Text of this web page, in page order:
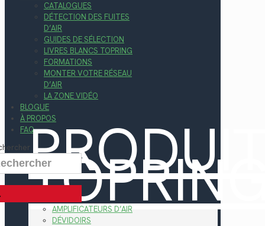
CATALOGUES
DÉTECTION DES FUITES
D’AIR
GUIDES DE SÉLECTION
LIVRES BLANCS TOPRING
FORMATIONS
MONTER VOTRE RÉSEAU
D’AIR
LA ZONE VIDÉO
BLOGUE
À PROPOS
FAQ
AMPLIFICATEURS D’AIR
DÉVIDOIRS